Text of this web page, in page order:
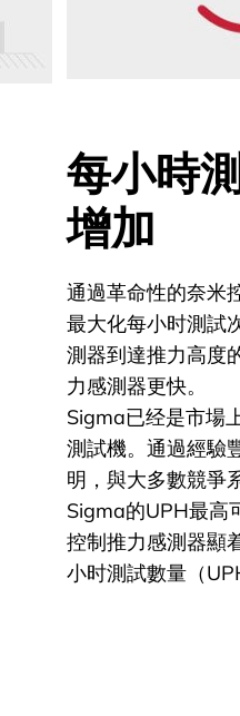
每小時
增加
通過革命性的奈米
最大化每小时測試
測器到達推力高度
力感測器更快。
Sigma已经是市場
測試機。通過經驗
明，與大多數競爭
Sigma的UPH最高
控制推力感測器顯
小时測試數量（